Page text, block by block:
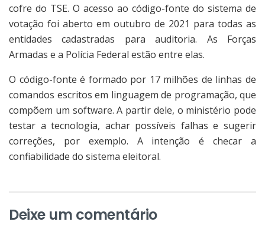
cofre do TSE. O acesso ao código-fonte do sistema de
votação foi aberto em outubro de 2021 para todas as
entidades cadastradas para auditoria. As Forças
Armadas e a Polícia Federal estão entre elas.
O código-fonte é formado por 17 milhões de linhas de
comandos escritos em linguagem de programação, que
compõem um software. A partir dele, o ministério pode
testar a tecnologia, achar possíveis falhas e sugerir
correções, por exemplo. A intenção é checar a
confiabilidade do sistema eleitoral.
Deixe um comentário